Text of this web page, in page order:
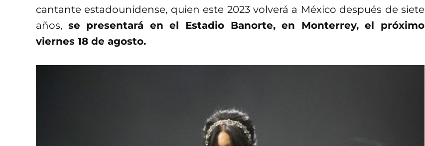
cantante estadounidense, quien este 2023 volverá a México después de siete
años, se presentará en el Estadio Banorte, en Monterrey, el próximo
viernes 18 de agosto.